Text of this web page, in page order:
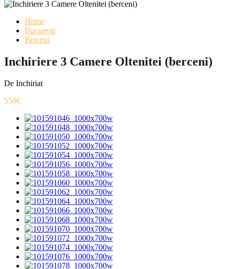
Home
Bucuresti
Berceni
Inchiriere 3 Camere Oltenitei (berceni)
De Inchiriat
550€